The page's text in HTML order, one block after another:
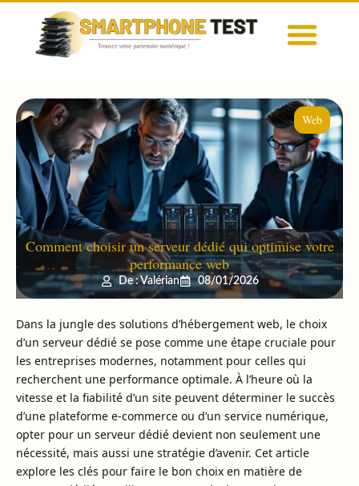
Comment choisir un serveur dédié qui optimise votre
performance web
De : Valérian 08/01/2026
Web
Dans la jungle des solutions d’hébergement web, le choix
d’un serveur dédié se pose comme une étape cruciale pour
les entreprises modernes, notamment pour celles qui
recherchent une performance optimale. À l’heure où la
vitesse et la fiabilité d’un site peuvent déterminer le succès
d’une plateforme e-commerce ou d’un service numérique,
opter pour un serveur dédié devient non seulement une
nécessité, mais aussi une stratégie d’avenir. Cet article
explore les clés pour faire le bon choix en matière de